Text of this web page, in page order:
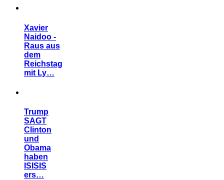
Xavier
Naidoo -
Raus aus
dem
Reichstag
mit Ly…
Trump
SAGT
Clinton
und
Obama
haben
ISISIS
ers…